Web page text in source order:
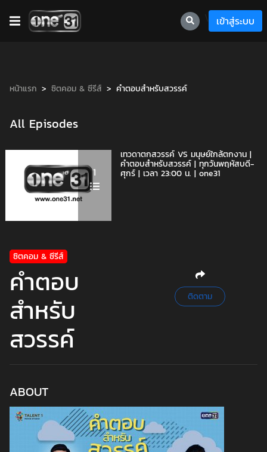
เข้าสู่ระบบ
หน้าแรก ซิตคอม & ซีรีส์ คำตอบสำหรับสวรรค์
All Episodes
1
เทวดาตกสวรรค์ VS มนุษย์ใกล้ตกงาน |
คำตอบสำหรับสวรรค์ | ทุกวันพฤหัสบดี-
ศุกร์ | เวลา 23:00 น. | one31
ซิตคอม & ซีรีส์
คำตอบ
สำหรับ
สวรรค์
ติดตาม
ABOUT